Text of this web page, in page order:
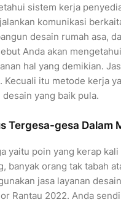
sistem kerja
komunikasi
desain rumah asa,
Anda akan
hal yang demikian.
Kecuali itu metode kerja
yang baik pula.
Tergesa-gesa Dalam
yaitu poin yang kerap
banyak orang tak tabah
jasa layanan
Rantau 2022. Anda